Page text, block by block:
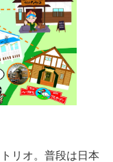
リオ。普段は日本